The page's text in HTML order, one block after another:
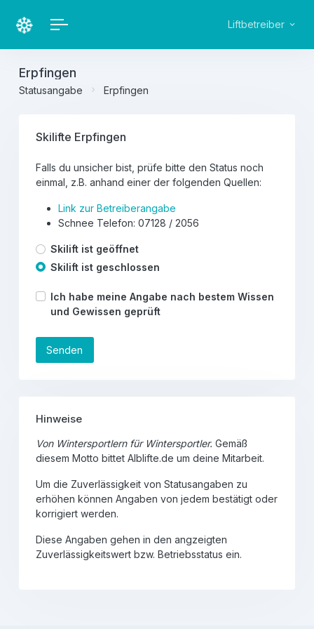
Liftbetreiber
Erpfingen
Statusangabe Erpfingen
Skilifte Erpfingen
Falls du unsicher bist, prüfe bitte den Status noch
einmal, z.B. anhand einer der folgenden Quellen:
Link zur Betreiberangabe
Schnee Telefon: 07128 / 2056
Skilift ist geöffnet
Skilift ist geschlossen
Ich habe meine Angabe nach bestem Wissen
und Gewissen geprüft
Senden
Hinweise
Von Wintersportlern für Wintersportler. Gemäß
diesem Motto bittet Alblifte.de um deine Mitarbeit.
Um die Zuverlässigkeit von Statusangaben zu
erhöhen können Angaben von jedem bestätigt oder
korrigiert werden.
Diese Angaben gehen in den angzeigten
Zuverlässigkeitswert bzw. Betriebsstatus ein.